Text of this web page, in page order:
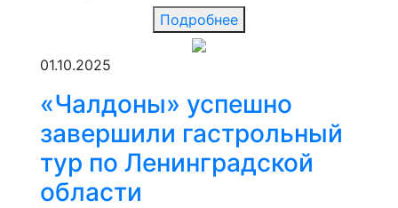
Подробнее
01.10.2025
«Чалдоны» успешно
завершили гастрольный
тур по Ленинградской
области